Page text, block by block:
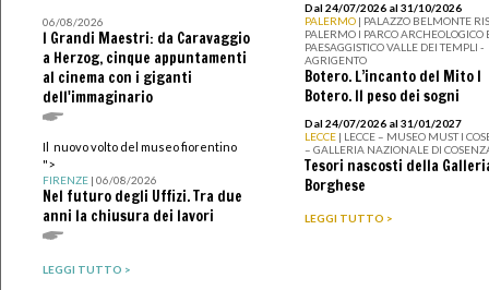
06/08/2026
I Grandi Maestri: da Caravaggio
a Herzog, cinque appuntamenti
al cinema con i giganti
dell'immaginario
Il nuovo volto del museo fiorentino
">
FIRENZE| 06/08/2026
Nel futuro degli Uffizi. Tra due
anni la chiusura dei lavori
LEGGI TUTTO >
Dal 24/07/2026 al 31/10/2026
PALERMO | PALAZZO BELMONTE
PALERMO I PARCO ARCHEOLOGICO
PAESAGGISTICO VALLE DEI TEMPLI -
AGRIGENTO
Botero. L’incanto del Mito I
Botero. Il peso dei sogni
Dal 24/07/2026 al 31/01/2027
LECCE | LECCE – MUSEO MUST I
– GALLERIA NAZIONALE DI
Tesori nascosti della
Borghese
LEGGI TUTTO >